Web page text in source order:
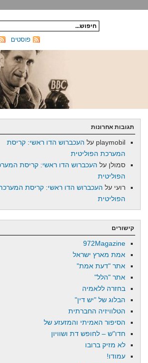
פוסטים
תגובות אחרונות
playmobil על העכברוש הדו ראשי: קריסת
המערכת הפוליטית
סמולן על העכברוש הדו ראשי: קריסת
הפוליטית
רועי על העכברוש הדו ראשי: קריסת
הפוליטית
קישורים
972Magazine
אמת מארץ ישראל
אתר "דעת אמת"
אתר "הלל"
בחזרה ללאמיה
הבלוג של "יש דין"
הטלוויזיה החברתית
הסיפור האמיתי והמזעזע של
חדו"ש – לחופש דת ושוויון
לא מזיק ברובו
עמודו!